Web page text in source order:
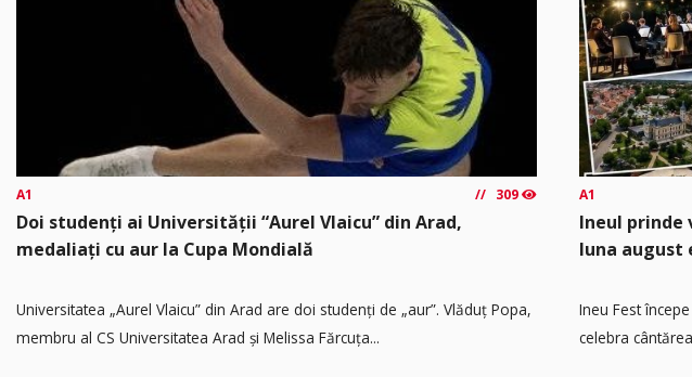
A1 309
Doi studenți ai Universității “Aurel Vlaicu” din Arad,
medaliați cu aur la Cupa Mondială
Universitatea „Aurel Vlaicu” din Arad are doi studenți de „aur”. Vlăduț Popa,
membru al CS Universitatea Arad și Melissa Fărcuța...
A1
Ineul prinde
luna august
Ineu Fest
celebra